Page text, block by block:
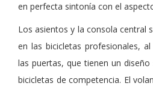
en perfecta sintonía con el
Los asientos y la consola central
en las bicicletas profesionales,
las puertas, que tienen un
bicicletas de competencia. El